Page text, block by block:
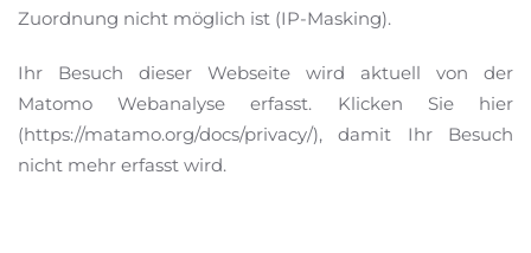
Zuordnung nicht möglich ist (IP-Masking).
Ihr Besuch dieser Webseite wird aktuell von der
Matomo Webanalyse erfasst. Klicken Sie hier
(https://matamo.org/docs/privacy/), damit Ihr Besuch
nicht mehr erfasst wird.